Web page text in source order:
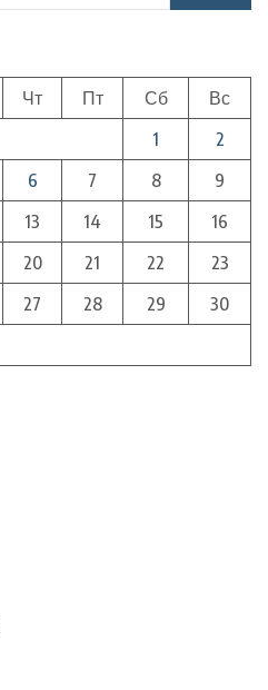
Чт Пт Сб
Вс
1
2
6 7 8
9
13 14 15
16
20 21 22
23
27 28 29
30